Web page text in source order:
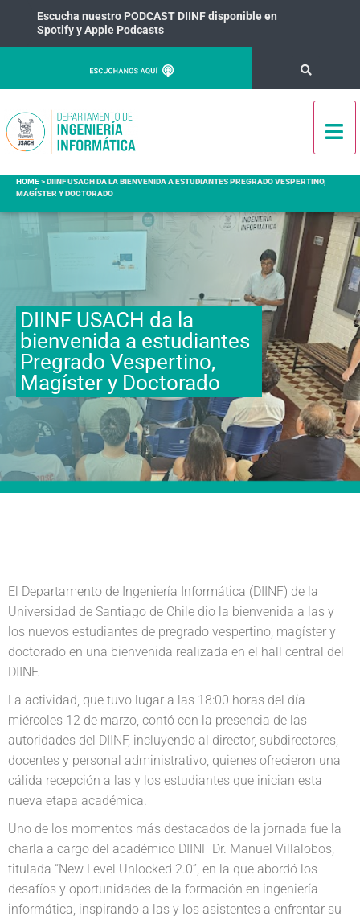
Escucha nuestro PODCAST DIINF disponible en
Spotify y Apple Podcasts
HOME>DIINF USACH DA LA BIENVENIDA A ESTUDIANTES PREGRADO VESPERTINO,
MAGÍSTER Y DOCTORADO
DIINF USACH da la
bienvenida a estudiantes
Pregrado Vespertino,
Magíster y Doctorado
El Departamento de Ingeniería Informática (DIINF) de la
Universidad de Santiago de Chile dio la bienvenida a las y
los nuevos estudiantes de pregrado vespertino, magíster y
doctorado en una bienvenida realizada en el hall central del
DIINF.
La actividad, que tuvo lugar a las 18:00 horas del día
miércoles 12 de marzo, contó con la presencia de las
autoridades del DIINF, incluyendo al director, subdirectores,
docentes y personal administrativo, quienes ofrecieron una
cálida recepción a las y los estudiantes que inician esta
nueva etapa académica.
Uno de los momentos más destacados de la jornada fue la
charla a cargo del académico DIINF Dr. Manuel Villalobos,
titulada “New Level Unlocked 2.0”, en la que abordó los
desafíos y oportunidades de la formación en ingeniería
informática, inspirando a las y los asistentes a enfrentar su